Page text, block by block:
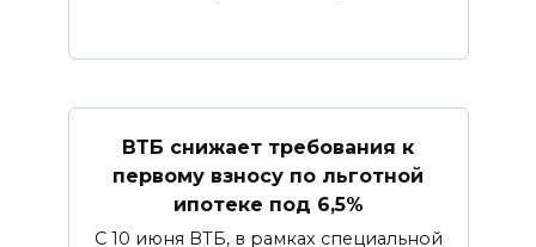
ВТБ снижает требования к
первому взносу по льготной
ипотеке под 6,5%
С 10 июня ВТБ, в рамках специальной